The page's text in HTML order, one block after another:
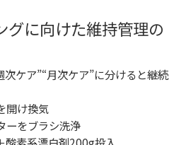
グに向けた維持管理の
ケア”“月次ケア”に分けると継続
開け換気
ーをブラシ洗浄